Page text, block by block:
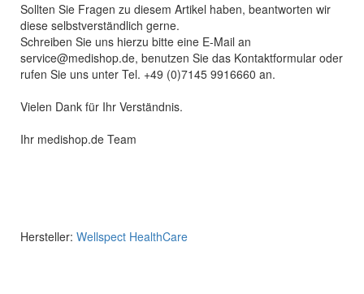
Sollten Sie Fragen zu diesem Artikel haben, beantworten wir
diese selbstverständlich gerne.
Schreiben Sie uns hierzu bitte eine E-Mail an
service@medishop.de, benutzen Sie das Kontaktformular oder
rufen Sie uns unter Tel. +49 (0)7145 9916660 an.
Vielen Dank für Ihr Verständnis.
Ihr medishop.de Team
Hersteller: Wellspect HealthCare